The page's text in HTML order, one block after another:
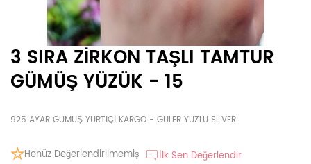
3 SIRA ZİRKON TAŞLI TAMTUR
GÜMÜŞ YÜZÜK - 15
925 AYAR GÜMÜŞ YURTİÇİ KARGO - GÜLER YÜZLÜ SILVER
Henüz Değerlendirilmemiş İlk Sen Değerlendir